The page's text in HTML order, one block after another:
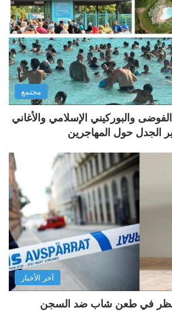
مجتمع
والبوركيني الإسلامي والأغاني
الجدل حول المهاجرين
آخر الأخبار
تنظر في طعن شاب ضد السجن